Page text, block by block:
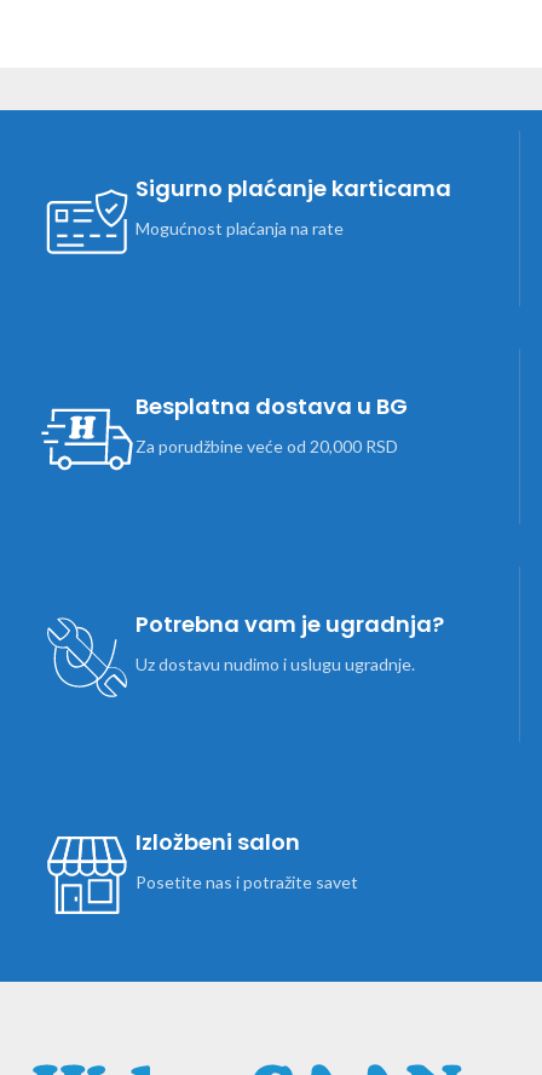
Sigurno plaćanje karticama
Mogućnost plaćanja na rate
Besplatna dostava u BG
Za porudžbine veće od 20,000 RSD
Potrebna vam je ugradnja?
Uz dostavu nudimo i uslugu ugradnje.
Izložbeni salon
Posetite nas i potražite savet